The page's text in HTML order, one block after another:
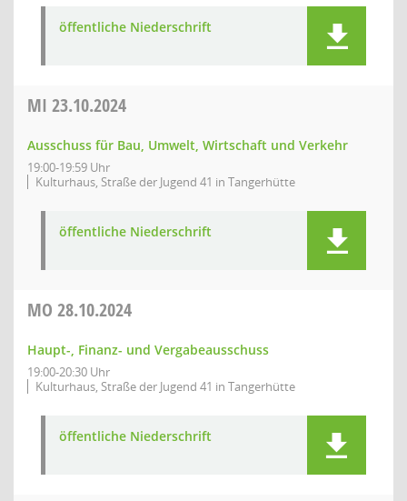
öffentliche Niederschrift
MI 23.10.2024
Ausschuss für Bau, Umwelt, Wirtschaft und Verkehr
19:00-19:59 Uhr
Kulturhaus, Straße der Jugend 41 in Tangerhütte
öffentliche Niederschrift
MO 28.10.2024
Haupt-, Finanz- und Vergabeausschuss
19:00-20:30 Uhr
Kulturhaus, Straße der Jugend 41 in Tangerhütte
öffentliche Niederschrift